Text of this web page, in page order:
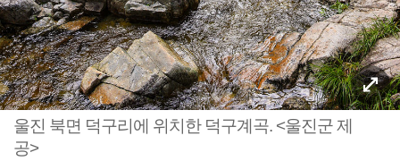
울진 북면 덕구리에 위치한 덕구계곡. <울진군 제
공>